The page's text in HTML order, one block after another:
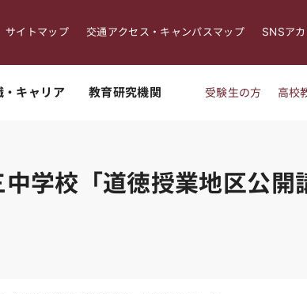
サイトマップ 交通アクセス・キャンパスマップ
SNSア
・キャリア 教育研究機関 受験生の方 高校
学校「道徳授業地区公開